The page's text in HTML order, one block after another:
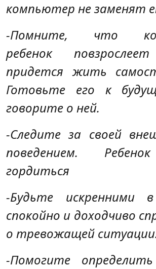
компьютер не заменят
-Помните, что
ребенок
придется жить
Готовьте его к
говорите о ней.
-Следите за своей
поведением.
гордиться
-Будьте искренними
спокойно и доходчиво
о тревожащей
-Помогите